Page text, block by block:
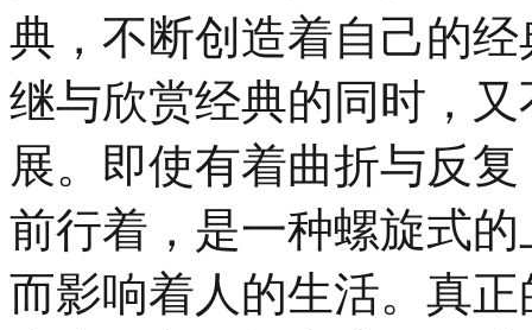
典，不断创造着自己的
继与欣赏经典的同时，
展。即使有着曲折与反
前行着，是一种螺旋式
而影响着人的生活。真